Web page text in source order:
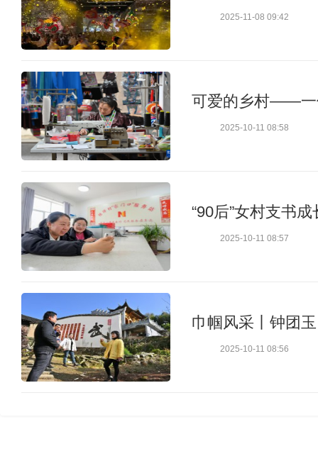
2025-11-08 09:42
可爱的乡村——一
2025-10-11 08:58
“90后”女村支书成
2025-10-11 08:57
巾帼风采丨钟团
2025-10-11 08:56